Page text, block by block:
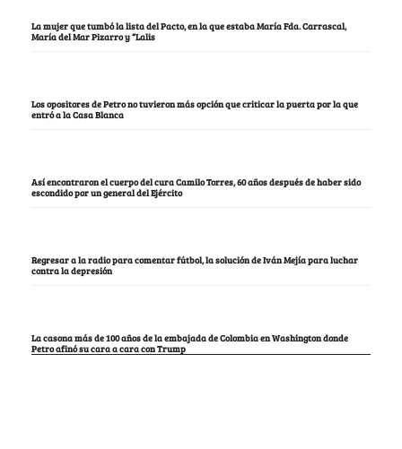
La mujer que tumbó la lista del Pacto, en la que estaba María Fda. Carrascal,
María del Mar Pizarro y “Lalis
Los opositores de Petro no tuvieron más opción que criticar la puerta por la que
entró a la Casa Blanca
Así encontraron el cuerpo del cura Camilo Torres, 60 años después de haber sido
escondido por un general del Ejército
Regresar a la radio para comentar fútbol, la solución de Iván Mejía para luchar
contra la depresión
La casona más de 100 años de la embajada de Colombia en Washington donde
Petro afinó su cara a cara con Trump